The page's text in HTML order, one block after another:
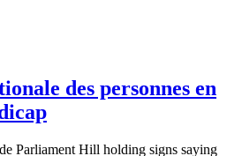
des personnes en